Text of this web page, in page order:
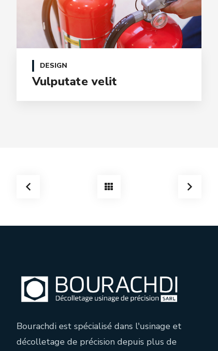
DESIGN
Vulputate velit
Bourachdi est spécialisé dans l'usinage et
décolletage de précision depuis plus de